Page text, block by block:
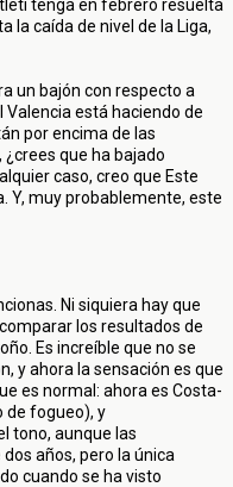
tenga en febrero resuelta
la caída de nivel de la Liga,
un bajón con respecto a
Valencia está haciendo de
por encima de las
que ha bajado
caso, creo que Este
Y, muy probablemente, este
Ni siquiera hay que
los resultados de
Es increíble que no se
y ahora la sensación es que
es normal: ahora es Costa-
de fogueo), y
tono, aunque las
años, pero la única
cuando se ha visto